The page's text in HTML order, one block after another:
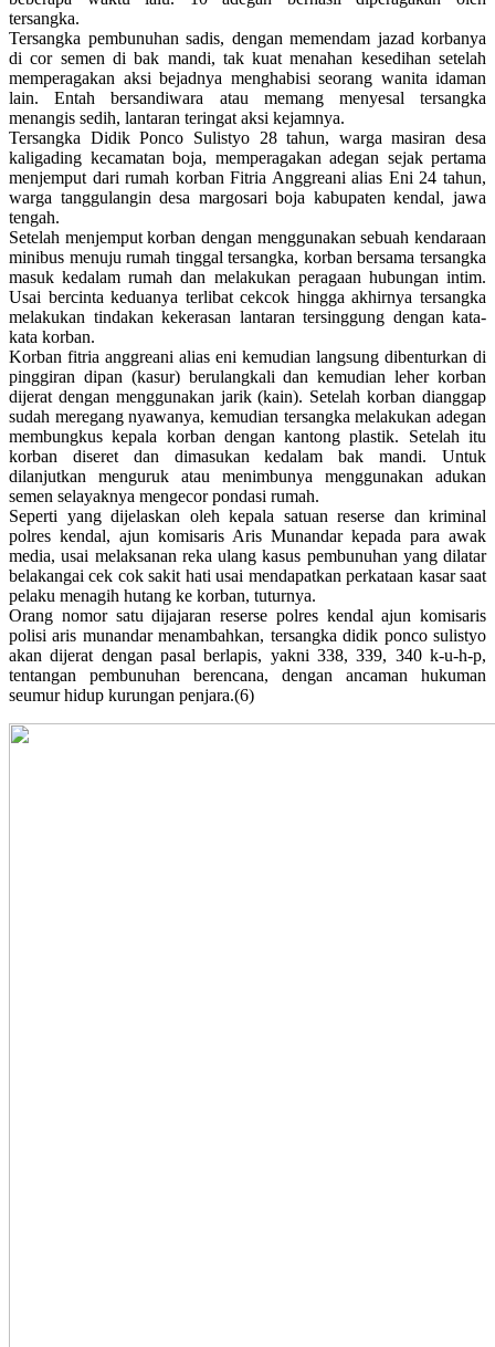
tersangka.
Tersangka pembunuhan sadis, dengan memendam jazad korbanya
di cor semen di bak mandi, tak kuat menahan kesedihan setelah
memperagakan aksi bejadnya menghabisi seorang wanita idaman
lain. Entah bersandiwara atau memang menyesal tersangka
menangis sedih, lantaran teringat aksi kejamnya.
Tersangka Didik Ponco Sulistyo 28 tahun, warga masiran desa
kaligading kecamatan boja, memperagakan adegan sejak pertama
menjemput dari rumah korban Fitria Anggreani alias Eni 24 tahun,
warga tanggulangin desa margosari boja kabupaten kendal, jawa
tengah.
Setelah menjemput korban dengan menggunakan sebuah kendaraan
minibus menuju rumah tinggal tersangka, korban bersama tersangka
masuk kedalam rumah dan melakukan peragaan hubungan intim.
Usai bercinta keduanya terlibat cekcok hingga akhirnya tersangka
melakukan tindakan kekerasan lantaran tersinggung dengan kata-
kata korban.
Korban fitria anggreani alias eni kemudian langsung dibenturkan di
pinggiran dipan (kasur) berulangkali dan kemudian leher korban
dijerat dengan menggunakan jarik (kain). Setelah korban dianggap
sudah meregang nyawanya, kemudian tersangka melakukan adegan
membungkus kepala korban dengan kantong plastik. Setelah itu
korban diseret dan dimasukan kedalam bak mandi. Untuk
dilanjutkan menguruk atau menimbunya menggunakan adukan
semen selayaknya mengecor pondasi rumah.
Seperti yang dijelaskan oleh kepala satuan reserse dan kriminal
polres kendal, ajun komisaris Aris Munandar kepada para awak
media, usai melaksanan reka ulang kasus pembunuhan yang dilatar
belakangai cek cok sakit hati usai mendapatkan perkataan kasar saat
pelaku menagih hutang ke korban, tuturnya.
Orang nomor satu dijajaran reserse polres kendal ajun komisaris
polisi aris munandar menambahkan, tersangka didik ponco sulistyo
akan dijerat dengan pasal berlapis, yakni 338, 339, 340 k-u-h-p,
tentangan pembunuhan berencana, dengan ancaman hukuman
seumur hidup kurungan penjara.(6)